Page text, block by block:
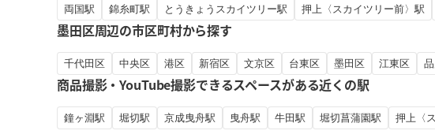
両国駅 錦糸町駅 とうきょうスカイツリー駅 押上〈スカイツリー前〉駅
墨田区周辺の市区町村から探す
千代田区 中央区 港区 新宿区 文京区 台東区 墨田区 江東区
商品撮影・YouTube撮影できるスペースがある近くの駅
鐘ヶ淵駅 堀切駅 京成曳舟駅 曳舟駅 牛田駅 堀切菖蒲園駅 押上〈